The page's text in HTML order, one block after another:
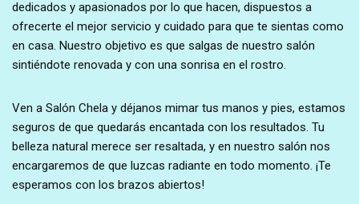
dedicados y apasionados por lo que hacen, dispuestos a
ofrecerte el mejor servicio y cuidado para que te sientas como
en casa. Nuestro objetivo es que salgas de nuestro salón
sintiéndote renovada y con una sonrisa en el rostro.
Ven a Salón Chela y déjanos mimar tus manos y pies, estamos
seguros de que quedarás encantada con los resultados. Tu
belleza natural merece ser resaltada, y en nuestro salón nos
encargaremos de que luzcas radiante en todo momento. ¡Te
esperamos con los brazos abiertos!